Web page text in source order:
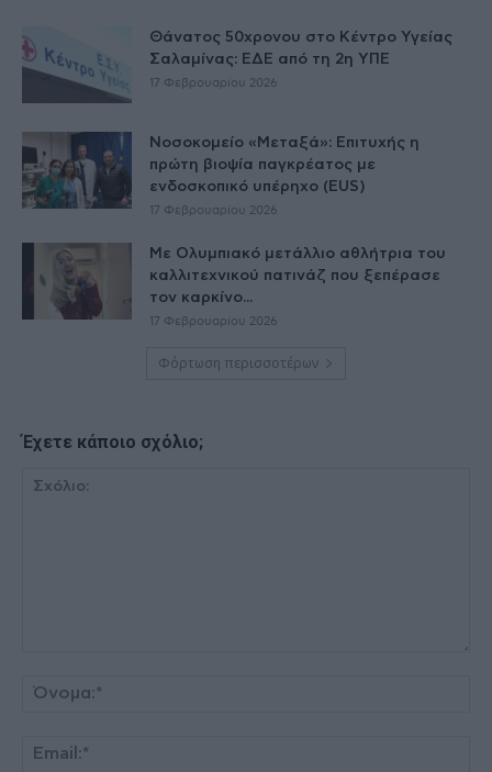
Θάνατος 50χρονου στο Κέντρο Υγείας
Σαλαμίνας: ΕΔΕ από τη 2η ΥΠΕ
17 Φεβρουαρίου 2026
Νοσοκομείο «Μεταξά»: Επιτυχής η
πρώτη βιοψία παγκρέατος με
ενδοσκοπικό υπέρηχο (EUS)
17 Φεβρουαρίου 2026
Με Ολυμπιακό μετάλλιο αθλήτρια του
καλλιτεχνικού πατινάζ που ξεπέρασε
τον καρκίνο...
17 Φεβρουαρίου 2026
Φόρτωση περισσοτέρων
Έχετε κάποιο σχόλιο;